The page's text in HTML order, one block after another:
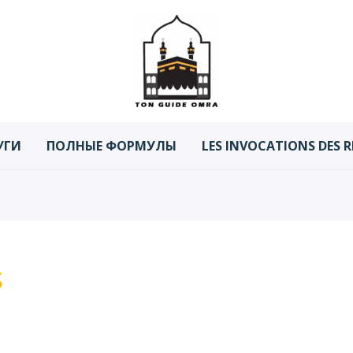
ПОЛНЫЕ ФОРМУЛЫ LES INVOCATIONS DES